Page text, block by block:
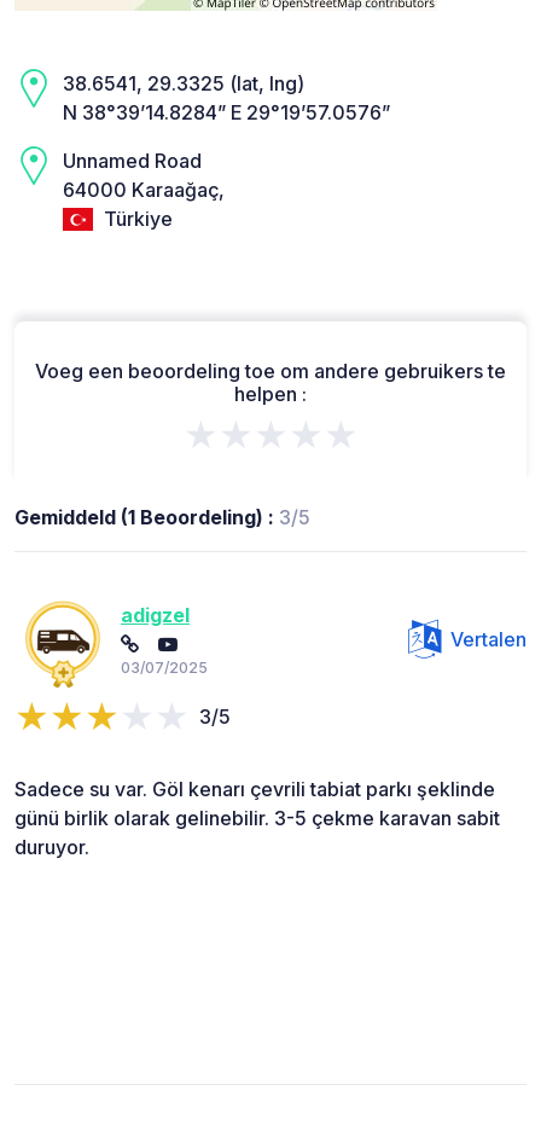
38.6541, 29.3325 (lat, lng)
N 38°39’14.8284” E 29°19’57.0576”
Unnamed Road
64000 Karaağaç,
Türkiye
Voeg een beoordeling toe om andere gebruikers te
helpen :
★★★★★
Gemiddeld (1 Beoordeling) : 3/5
adigzel
03/07/2025
Vertalen
3/5
Sadece su var. Göl kenarı çevrili tabiat parkı şeklinde
günü birlik olarak gelinebilir. 3-5 çekme karavan sabit
duruyor.